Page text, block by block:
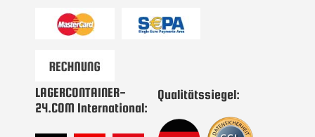
LAGERCONTAINER-
24.COM International:
Qualitätssiegel: